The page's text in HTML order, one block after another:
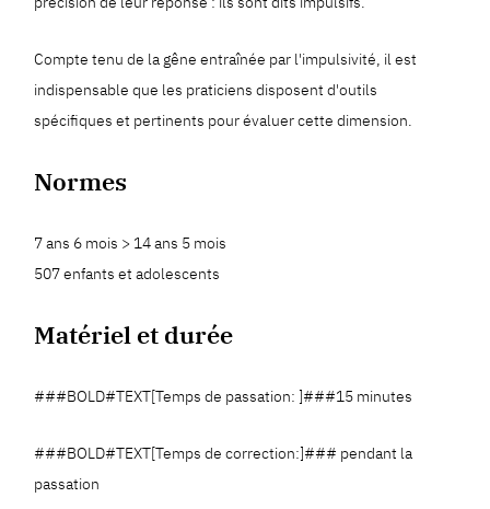
Compte tenu de la gêne entraînée par l'impulsivité, il est
indispensable que les praticiens disposent d'outils
spécifiques et pertinents pour évaluer cette dimension.
Normes
7 ans 6 mois > 14 ans 5 mois
507 enfants et adolescents
Matériel et durée
###BOLD#TEXT[Temps de passation: ]###15 minutes
###BOLD#TEXT[Temps de correction:]### pendant la
passation